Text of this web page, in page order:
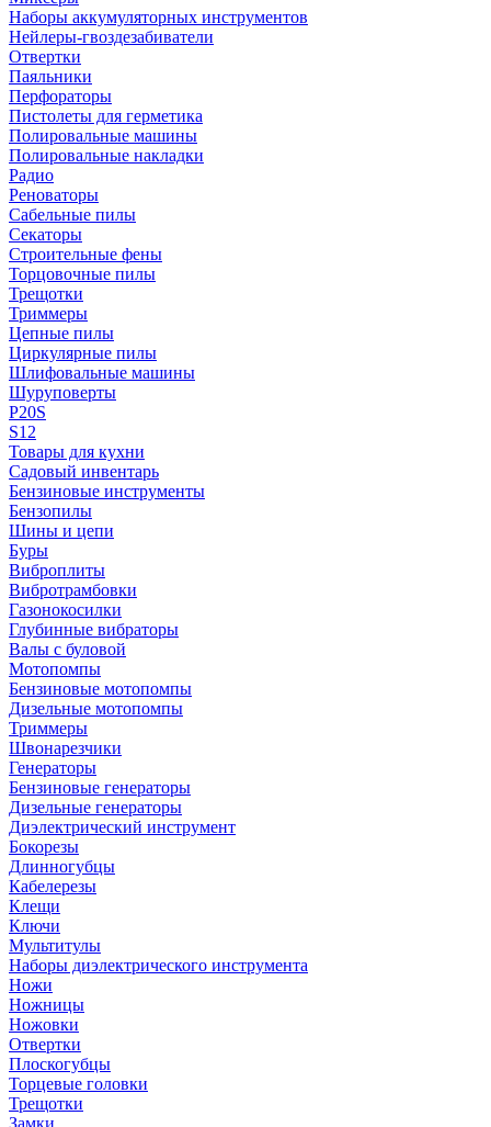
Наборы аккумуляторных инструментов
Нейлеры-гвоздезабиватели
Отвертки
Паяльники
Перфораторы
Пистолеты для герметика
Полировальные машины
Полировальные накладки
Радио
Реноваторы
Сабельные пилы
Секаторы
Строительные фены
Торцовочные пилы
Трещотки
Триммеры
Цепные пилы
Циркулярные пилы
Шлифовальные машины
Шуруповерты
P20S
S12
Товары для кухни
Садовый инвентарь
Бензиновые инструменты
Бензопилы
Шины и цепи
Буры
Виброплиты
Вибротрамбовки
Газонокосилки
Глубинные вибраторы
Валы с буловой
Мотопомпы
Бензиновые мотопомпы
Дизельные мотопомпы
Триммеры
Швонарезчики
Генераторы
Бензиновые генераторы
Дизельные генераторы
Диэлектрический инструмент
Бокорезы
Длинногубцы
Кабелерезы
Клещи
Ключи
Мультитулы
Наборы диэлектрического инструмента
Ножи
Ножницы
Ножовки
Отвертки
Плоскогубцы
Торцевые головки
Трещотки
Замки